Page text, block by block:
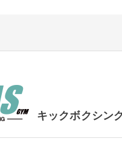
キックボクシン